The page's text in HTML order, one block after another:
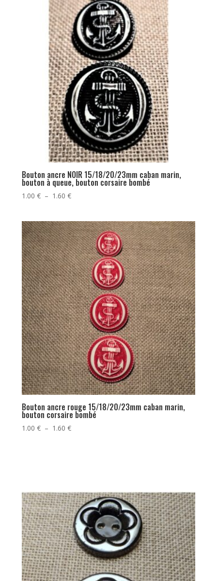
Bouton ancre NOIR 15/18/20/23mm caban marin,
bouton à queue, bouton corsaire bombé
1.00 € – 1.60 €Plage
1.00 €
à
1.60 €
Bouton ancre rouge 15/18/20/23mm caban marin,
bouton corsaire bombé
1.00 € – 1.60 €Plage